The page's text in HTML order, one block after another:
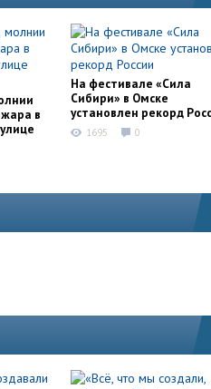
в
На фестивале «Сила
Сибири» в Омске
установлен рекорд
1695 0